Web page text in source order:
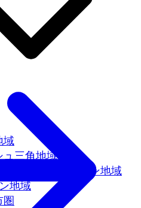
域
ュ三角地域
ドルフ・メットマン地域
地域
圏